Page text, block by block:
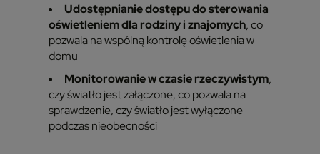
Udostępnianie dostępu do sterowania
oświetleniem dla rodziny i znajomych, co
pozwala na wspólną kontrolę oświetlenia w
domu
Monitorowanie w czasie rzeczywistym,
czy światło jest załączone, co pozwala na
sprawdzenie, czy światło jest wyłączone
podczas nieobecności